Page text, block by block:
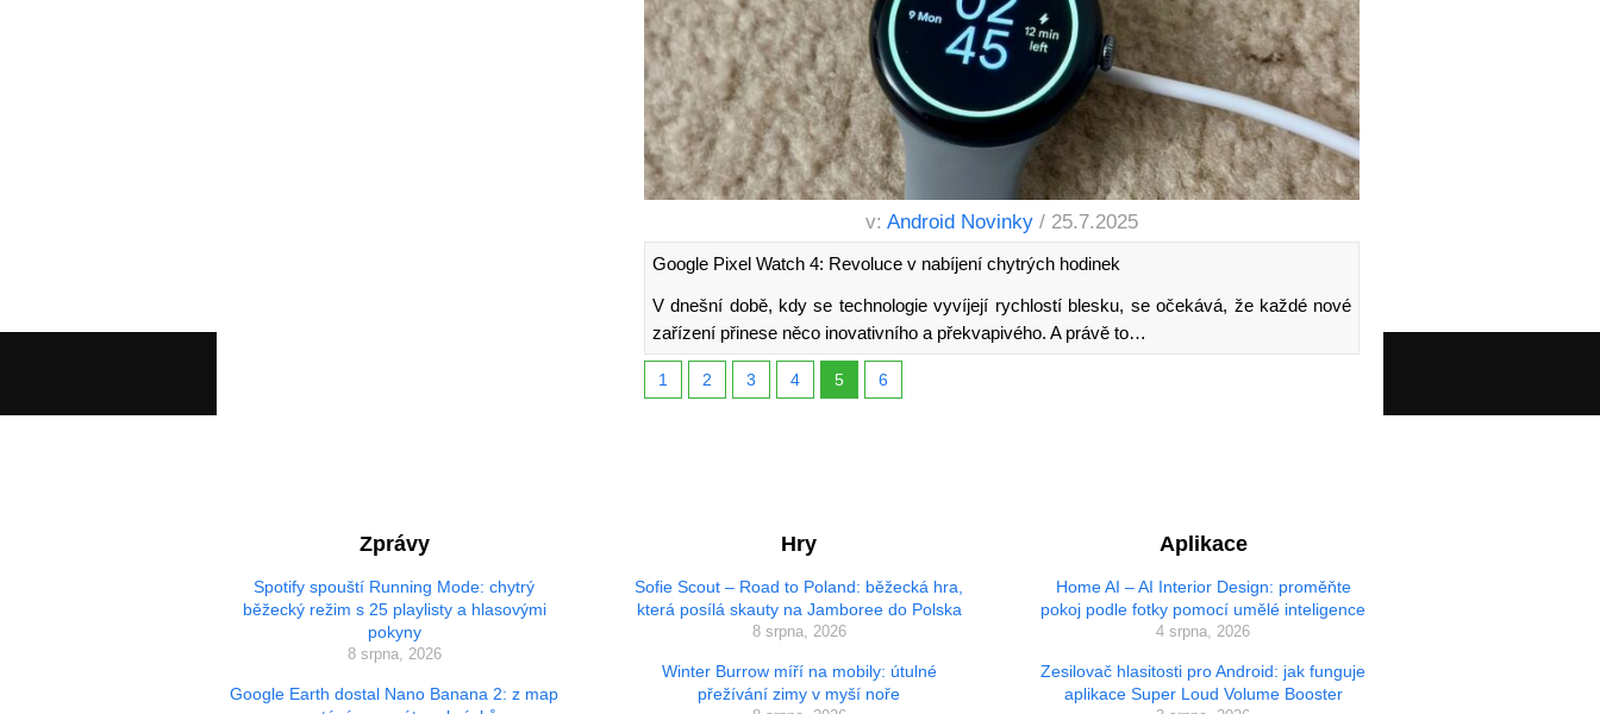
v:Android Novinky / 25.7.2025
Google Pixel Watch 4: Revoluce v nabíjení chytrých hodinek
V dnešní době, kdy se technologie vyvíjejí rychlostí blesku, se očekává, že každé nové
zařízení přinese něco inovativního a překvapivého. A právě to…
1 2 3 4 5 6
Zprávy
Spotify spouští Running Mode: chytrý
běžecký režim s 25 playlisty a hlasovými
pokyny
8 srpna, 2026
Google Earth dostal Nano Banana 2: z map
Hry
Sofie Scout – Road to Poland: běžecká hra,
která posílá skauty na Jamboree do Polska
8 srpna, 2026
Winter Burrow míří na mobily: útulné
přežívání zimy v myší noře
Aplikace
Home AI – AI Interior Design: proměňte
pokoj podle fotky pomocí umělé inteligence
4 srpna, 2026
Zesilovač hlasitosti pro Android: jak funguje
aplikace Super Loud Volume Booster